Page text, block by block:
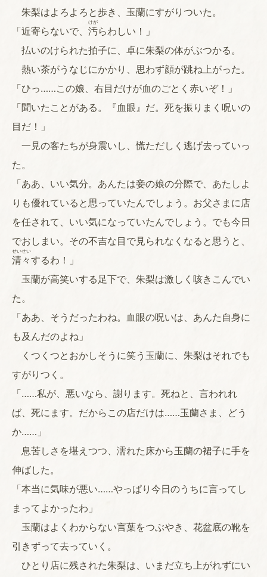
朱梨はよろよろと歩き、玉蘭にすがりついた。
「近寄らないで、 汚
けが
らわしい！」
払いのけられた拍子に、卓に朱梨の体がぶつかる。
熱い茶がうなじにかかり、思わず顔が跳ね上がった。
「ひっ……この娘、右目だけが血のごとく赤いぞ！」
「聞いたことがある。『血眼』だ。死を振りまく呪いの
目だ！」
一見の客たちが身震いし、慌ただしく逃げ去っていっ
た。
「ああ、いい気分。あんたは妾の娘の分際で、あたしよ
りも優れていると思っていたんでしょう。お父さまに店
を任されて、いい気になっていたんでしょう。でも今日
でおしまい。その不吉な目で見られなくなると思うと、
清
せい
々
せい
するわ！」
玉蘭が高笑いする足下で、朱梨は激しく咳きこんでい
た。
「ああ、そうだったわね。血眼の呪いは、あんた自身に
も及んだのよね」
くつくつとおかしそうに笑う玉蘭に、朱梨はそれでも
すがりつく。
「……私が、悪いなら、謝ります。死ねと、言われれ
ば、死にます。だからこの店だけは……玉蘭さま、どう
か……」
息苦しさを堪えつつ、濡れた床から玉蘭の裙子に手を
伸ばした。
「本当に気味が悪い……やっぱり今日のうちに言ってし
まってよかったわ」
玉蘭はよくわからない言葉をつぶやき、花盆底の靴を
引きずって去っていく。
ひとり店に残された朱梨は、いまだ立ち上がれずにい